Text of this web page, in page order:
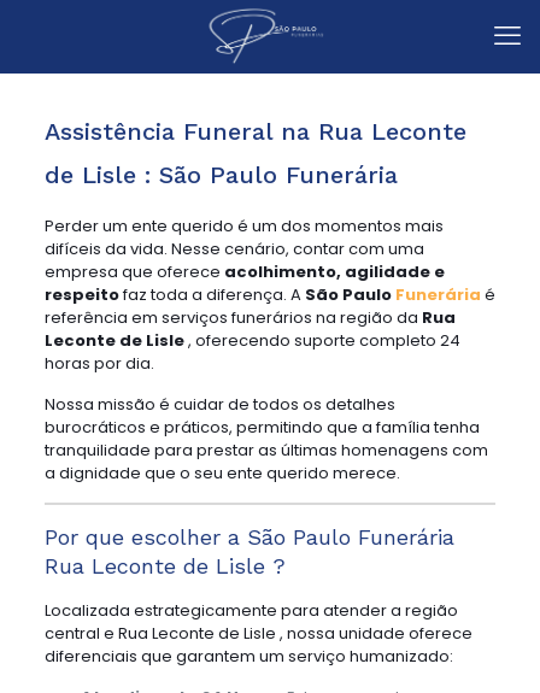
Assistência Funeral na Rua Leconte
de Lisle : São Paulo Funerária
Perder um ente querido é um dos momentos mais
difíceis da vida. Nesse cenário, contar com uma
empresa que oferece acolhimento, agilidade e
respeitofaz toda a diferença. A São Paulo Funerária é
referência em serviços funerários na região da Rua
Leconte de Lisle, oferecendo suporte completo 24
horas por dia.
Nossa missão é cuidar de todos os detalhes
burocráticos e práticos, permitindo que a família tenha
tranquilidade para prestar as últimas homenagens com
a dignidade que o seu ente querido merece.
Por que escolher a São Paulo Funerária
Rua Leconte de Lisle ?
Localizada estrategicamente para atender a região
central e Rua Leconte de Lisle , nossa unidade oferece
diferenciais que garantem um serviço humanizado: